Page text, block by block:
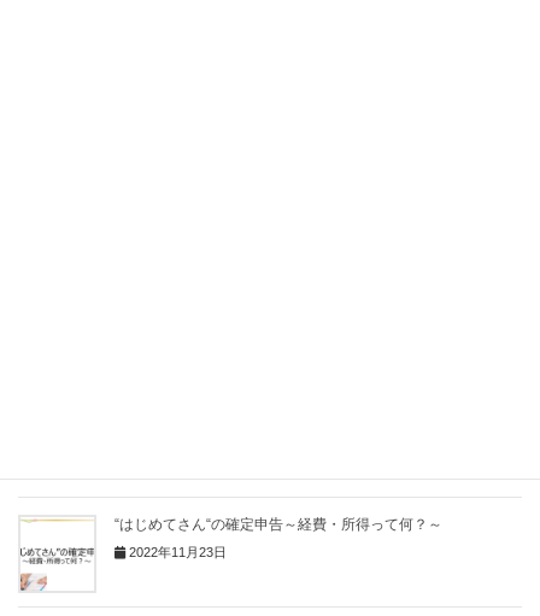
“はじめてさん“の確定申告～経費・所得って何？～
2022年11月23日